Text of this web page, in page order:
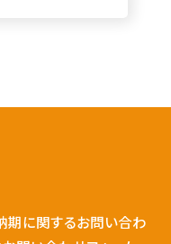
期に関するお問い合わ